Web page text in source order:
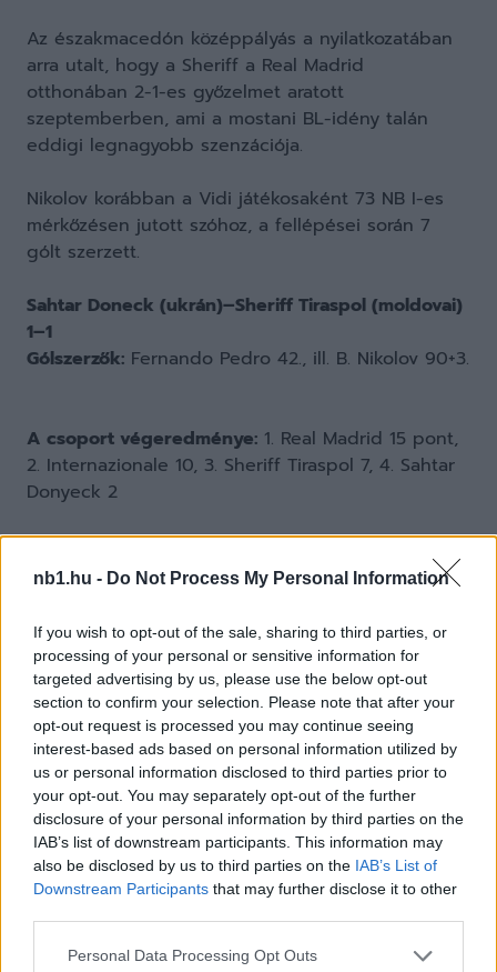
nb1.hu - Do Not Process My Personal Information
If you wish to opt-out of the sale, sharing to third parties, or
processing of your personal or sensitive information for
targeted advertising by us, please use the below opt-out
section to confirm your selection. Please note that after your
opt-out request is processed you may continue seeing
interest-based ads based on personal information utilized by
us or personal information disclosed to third parties prior to
your opt-out. You may separately opt-out of the further
disclosure of your personal information by third parties on the
IAB’s list of downstream participants. This information may
also be disclosed by us to third parties on the IAB’s List of
Downstream Participants that may further disclose it to other
Please note that this website/app uses one or more Google
Personal Data Processing Opt Outs
Az északmacedón középpályás a nyilatkozatában
arra utalt, hogy a Sheriff a Real Madrid
otthonában 2-1-es győzelmet aratott
szeptemberben, ami a mostani BL-idény talán
eddigi legnagyobb szenzációja.
Nikolov korábban a Vidi játékosaként 73 NB I-es
mérkőzésen jutott szóhoz, a fellépései során 7
gólt szerzett.
Sahtar Doneck (ukrán)–Sheriff Tiraspol (moldovai)
1–1
Gólszerzők: Fernando Pedro 42., ill. B. Nikolov 90+3.
A csoport végeredménye: 1. Real Madrid 15 pont,
2. Internazionale 10, 3. Sheriff Tiraspol 7, 4. Sahtar
Donyeck 2
0%
in-